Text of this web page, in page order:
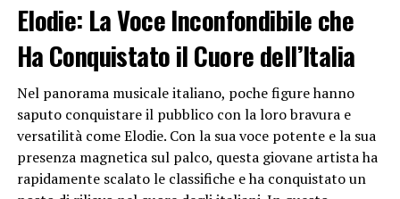
Elodie: La Voce Inconfondibile che
Ha Conquistato il Cuore dell’Italia
Nel panorama musicale italiano, poche figure hanno
saputo conquistare il pubblico con la loro bravura e
versatilità come Elodie. Con la sua voce potente e la sua
presenza magnetica sul palco, questa giovane artista ha
rapidamente scalato le classifiche e ha conquistato un